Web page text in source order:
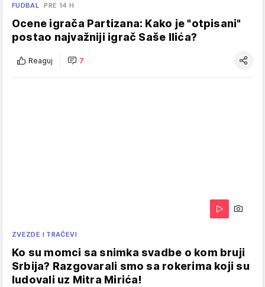
FUDBAL PRE 14 H
Ocene igrača Partizana: Kako je "otpisani"
postao najvažniji igrač Saše Ilića?
Reaguj 7
ZVEZDE I TRAČEVI
Ko su momci sa snimka svadbe o kom bruji
Srbija? Razgovarali smo sa rokerima koji su
ludovali uz Mitra Mirića!